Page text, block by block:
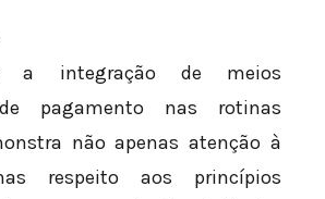
a integração de meios
pagamento nas rotinas
não apenas atenção à
respeito aos princípios